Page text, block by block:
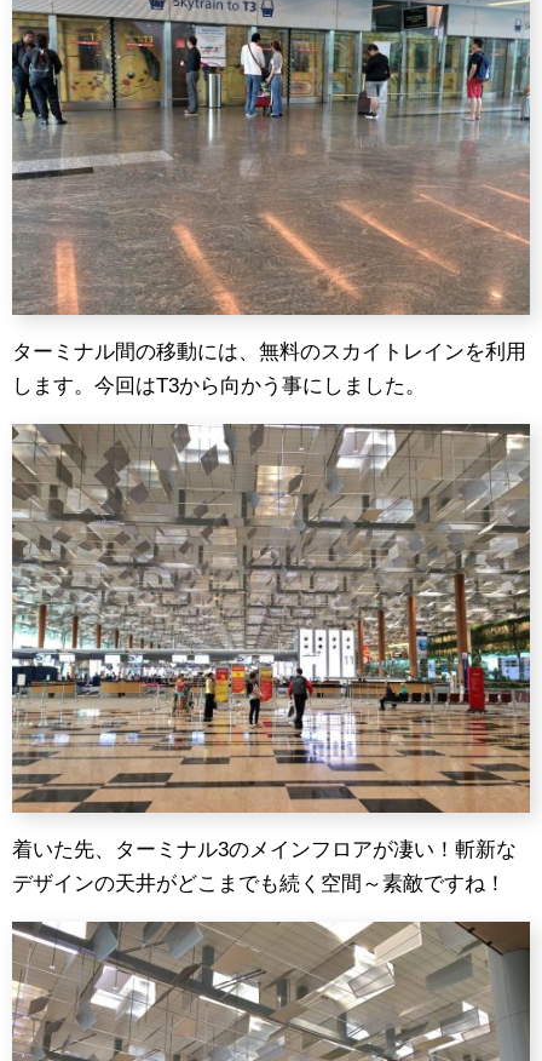
ターミナル間の移動には、無料のスカイトレインを利用
します。今回はT3から向かう事にしました。
着いた先、ターミナル3のメインフロアが凄い！斬新な
デザインの天井がどこまでも続く空間～素敵ですね！